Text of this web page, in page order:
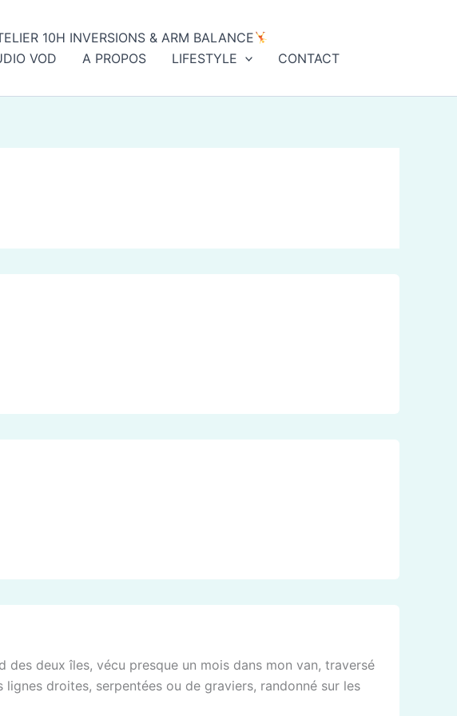
10H INVERSIONS & ARM BALANCE
VOD A PROPOS LIFESTYLE CONTACT
deux îles, vécu presque un mois dans mon van, traversé
droites, serpentées ou de graviers, randonné sur les